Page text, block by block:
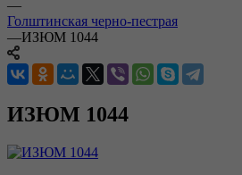
—
Голштинская черно-пестрая
—ИЗЮМ 1044
ИЗЮМ 1044